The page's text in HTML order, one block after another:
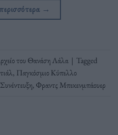
→
του Θανάση Λάλα | Tagged
, Παγκόσμιο Κύπελλο
Συνέντευξη, Φραντς Μπεκενμπάουερ